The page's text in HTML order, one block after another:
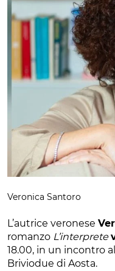
Veronica Santoro
L’autrice veronese
romanzo L’interprete
18.00, in un incontro
Briviodue di Aosta.